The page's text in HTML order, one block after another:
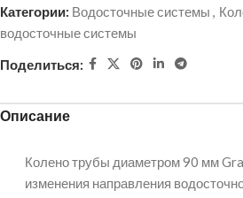
Категории: Водосточные системы ,
водосточные системы
Поделиться:
Описание
Колено трубы диаметром 90 мм
изменения направления